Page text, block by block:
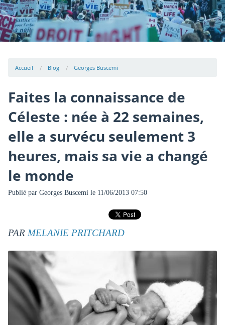
Accueil Blog Georges Buscemi
Faites la connaissance de
Céleste : née à 22 semaines,
elle a survécu seulement 3
heures, mais sa vie a changé
le monde
Publié par Georges Buscemile 11/06/2013 07:50
PAR MELANIE PRITCHARD